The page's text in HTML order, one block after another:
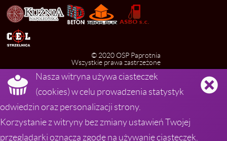
© 2020 OSP Paprotnia
Wszystkie prawa zastrzeżone
Administrator: Mariusz Kalota
mariuszkalota@osppaprotnia.pl
Wszystkie materiały zamieszczone na niniejszej
stronie podlegają ochronie praw autorskich i są
własnością ich autorów.
 
Nasza witryna używa ciasteczek
(cookies) w celu prowadzenia statystyk
odwiedzin oraz personalizacji strony.
Korzystanie z witryny bez zmiany ustawień Twojej
przeglądarki oznacza zgodę na używanie ciasteczek.